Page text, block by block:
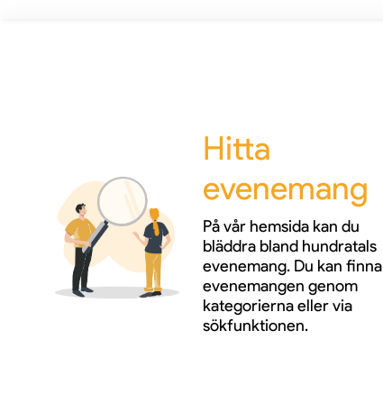
Hitta
evenemang
På vår hemsida kan du
bläddra bland hundratals
evenemang. Du kan finna
evenemangen genom
kategorierna eller via
sökfunktionen.